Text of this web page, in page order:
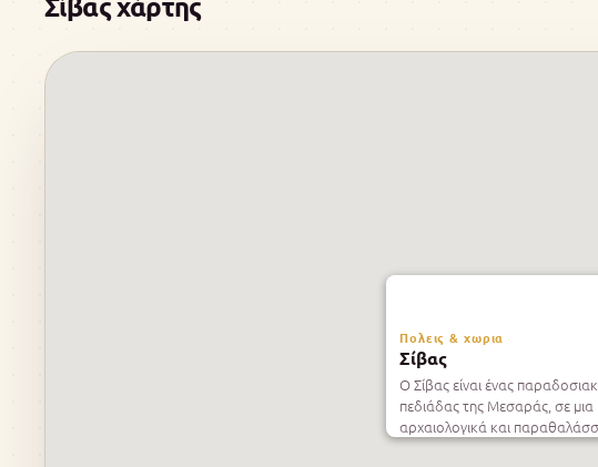
Πολεις & χωρια
Σίβας
Ο Σίβας είναι ένας
πεδιάδας της Μεσαράς, σε
αρχαιολογικά και